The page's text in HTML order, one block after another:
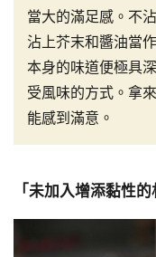
當大的滿足感。不
沾上芥末和醬油當
本身的味道便極具
受風味的方式。拿
能感到滿意。
「未加入增添黏性